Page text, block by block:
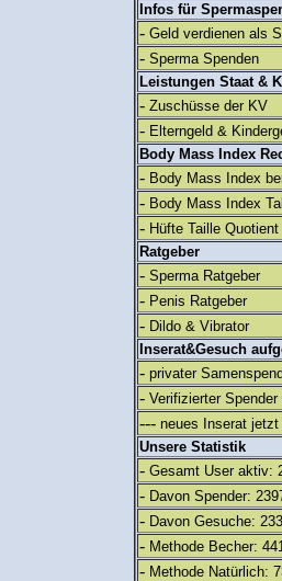
Infos für
- Geld verdienen als
- Sperma Spenden
Leistungen Staat &
- Zuschüsse der KV
- Elterngeld &
Body Mass Index
- Body Mass Index
- Body Mass Index
- Hüfte Taille Quotient
Ratgeber
- Sperma Ratgeber
- Penis Ratgeber
- Dildo & Vibrator
Inserat&Gesuch
- privater
- Verifizierter Spender
--- neues Inserat jetzt
Unsere Statistik
- Gesamt User aktiv:
- Davon Spender:
- Davon Gesuche:
- Methode Becher:
- Methode Natürlich: